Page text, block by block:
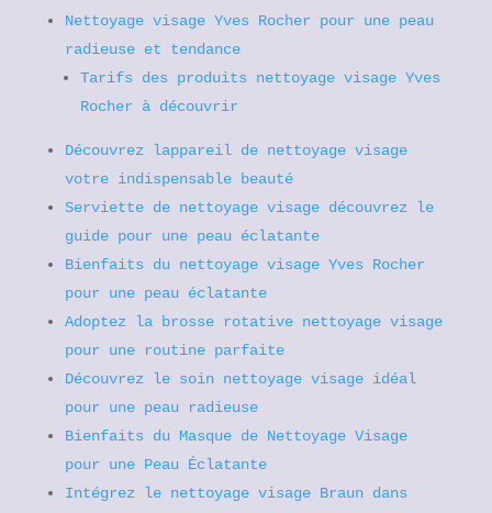
Nettoyage visage Yves Rocher pour une peau
radieuse et tendance
Tarifs des produits nettoyage visage Yves
Rocher à découvrir
Découvrez lappareil de nettoyage visage
votre indispensable beauté
Serviette de nettoyage visage découvrez le
guide pour une peau éclatante
Bienfaits du nettoyage visage Yves Rocher
pour une peau éclatante
Adoptez la brosse rotative nettoyage visage
pour une routine parfaite
Découvrez le soin nettoyage visage idéal
pour une peau radieuse
Bienfaits du Masque de Nettoyage Visage
pour une Peau Éclatante
Intégrez le nettoyage visage Braun dans